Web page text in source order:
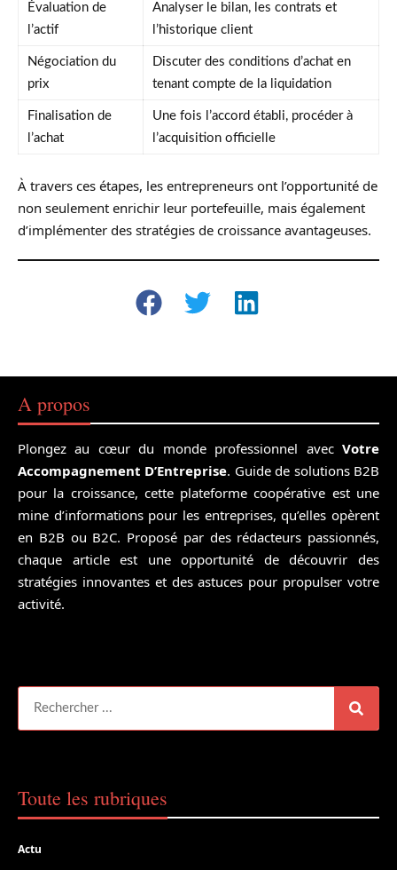
Évaluation de
l’actif
Analyser le bilan, les contrats et
l’historique client
Négociation du
prix
Discuter des conditions d’achat en
tenant compte de la liquidation
Finalisation de
l’achat
Une fois l’accord établi, procéder à
l’acquisition officielle
À travers ces étapes, les entrepreneurs ont l’opportunité de
non seulement enrichir leur portefeuille, mais également
d’implémenter des stratégies de croissance avantageuses.
A propos
Plongez au cœur du monde professionnel avec Votre
Accompagnement D’Entreprise. Guide de solutions B2B
pour la croissance, cette plateforme coopérative est une
mine d’informations pour les entreprises, qu’elles opèrent
en B2B ou B2C. Proposé par des rédacteurs passionnés,
chaque article est une opportunité de découvrir des
stratégies innovantes et des astuces pour propulser votre
activité.
Toute les rubriques
Actu